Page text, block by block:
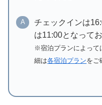
A
チェックインは
は11:00となってお
※宿泊プランによって
細は各宿泊プランをご